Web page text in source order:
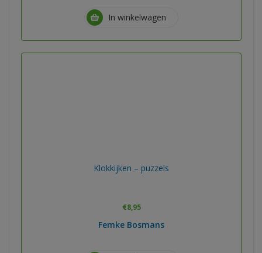
In winkelwagen
Klokkijken – puzzels
€8,95
Femke Bosmans